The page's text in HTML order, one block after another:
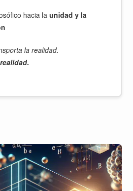
hacia launidad y la
la realidad.